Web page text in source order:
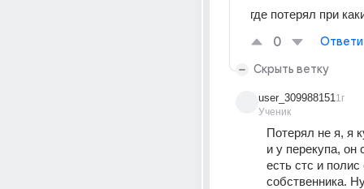
где потерял при
0
Скрыть ветку
user_309988151
Ученик
1г
Потерял не я, я
и у перекупа, он
есть стс и полис
собственника.